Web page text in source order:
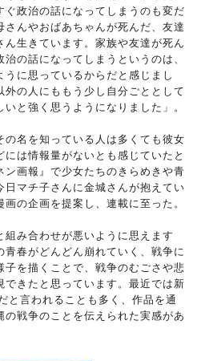
ぐ政治の話になってしまうのも変だ
んやおばあちゃんが死んだ、友達
生きています。家族や友達が死ん
の話になってしまうというのは、
に思っているからだと感じまし
の人にももう少し自分ごととして
と強く思うようになりました」。
名を知っている人は多くても彼女
は情報量がないとも感じていたと
ン画報』で少女たちのきらめきや青
マチ子さんに金城さんが抱えてい
の企画を提案し、連載に至った。
組み合わせが悪いように思えます
春がどんどん崩れていく、戦争に
子を描くことで、戦争のむごさや悲
できたと思っています。最近では新
と言われることも多く、作品を通
の戦争のことを伝えられた実感があ